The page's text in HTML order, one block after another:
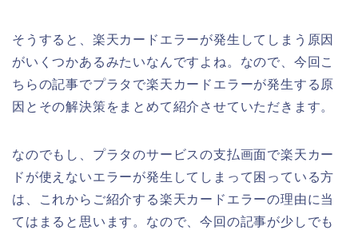
そうすると、楽天カードエラーが発生してしまう原因
がいくつかあるみたいなんですよね。なので、今回こ
ちらの記事でプラタで楽天カードエラーが発生する原
因とその解決策をまとめて紹介させていただきます。
なのでもし、プラタのサービスの支払画面で楽天カー
ドが使えないエラーが発生してしまって困っている方
は、これからご紹介する楽天カードエラーの理由に当
てはまると思います。なので、今回の記事が少しでも